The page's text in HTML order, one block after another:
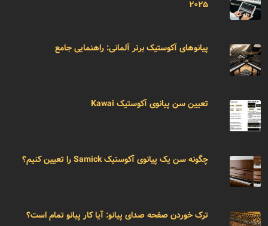
۲۰۲۵
پیانوهای آکوستیک برتر آلمانی: راهنمایی جامع
تعیین سن پیانوی آکوستیک Kawai
چگونه سن یک پیانوی آکوستیک Samick را تعیین کنیم؟
ترک خوردن صفحه صدای پیانو: آیا کار پیانو تمام است؟